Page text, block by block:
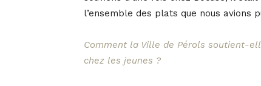
l’ensemble des plats que nous avions
Comment la Ville de Pérols soutient-
chez les jeunes ?